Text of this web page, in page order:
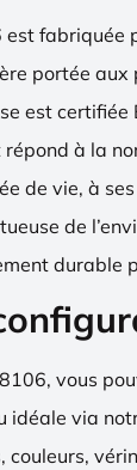
fabriquée
portée aux
est certifiée
à la
de vie, à
de
durable
vous
idéale via
couleurs,